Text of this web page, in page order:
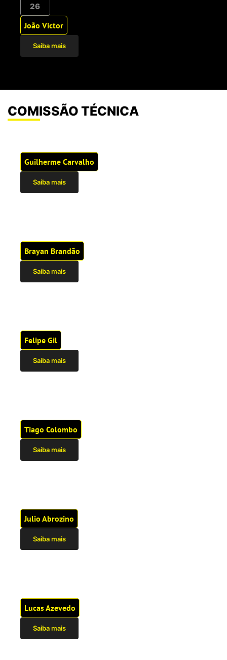
26
João Victor
Saiba mais
COMISSÃO TÉCNICA
Guilherme Carvalho
Saiba mais
Brayan Brandão
Saiba mais
Felipe Gil
Saiba mais
Tiago Colombo
Saiba mais
Julio Abrozino
Saiba mais
Lucas Azevedo
Saiba mais